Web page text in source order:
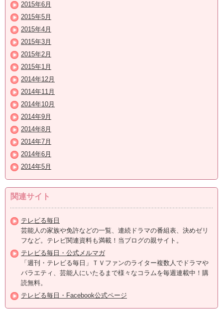
2015年6月
2015年5月
2015年4月
2015年3月
2015年2月
2015年1月
2014年12月
2014年11月
2014年10月
2014年9月
2014年8月
2014年7月
2014年6月
2014年5月
関連サイト
テレビる毎日
芸能人の家族や免許などの一覧、連続ドラマの番組表、決めゼリ
フなど。テレビ関連資料も満載！当ブログの親サイト。
テレビる毎日・公式メルマガ
「週刊・テレビる毎日」ＴＶファンのライター複数人でドラマや
バラエティ、芸能人にいたるまで様々なコラムを毎週連載中！購
読無料。
テレビる毎日・Facebook公式ページ